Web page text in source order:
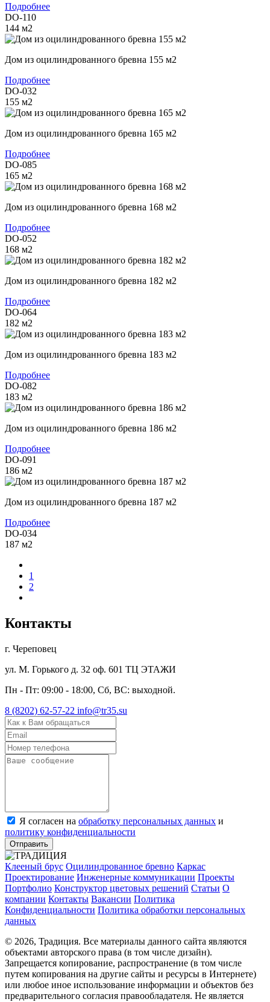
Подробнее
DO-110
144 м2
Дом из оцилиндрованного бревна 155 м2
Подробнее
DO-032
155 м2
Дом из оцилиндрованного бревна 165 м2
Подробнее
DO-085
165 м2
Дом из оцилиндрованного бревна 168 м2
Подробнее
DO-052
168 м2
Дом из оцилиндрованного бревна 182 м2
Подробнее
DO-064
182 м2
Дом из оцилиндрованного бревна 183 м2
Подробнее
DO-082
183 м2
Дом из оцилиндрованного бревна 186 м2
Подробнее
DO-091
186 м2
Дом из оцилиндрованного бревна 187 м2
Подробнее
DO-034
187 м2
1
2
Контакты
г. Череповец
ул. М. Горького д. 32 оф. 601 ТЦ ЭТАЖИ
Пн - Пт: 09:00 - 18:00, Сб, ВС: выходной.
8 (8202) 62-57-22 info@tr35.su
Я согласен на обработку персональных данных и
политику конфиденциальности
Отправить
Клееный брус Оцилиндрованное бревно Каркас
Проектирование Инженерные коммуникации Проекты
Портфолио Конструктор цветовых решений Статьи О
компании Контакты Вакансии Политика
Конфиденциальности Политика обработки персональных
данных
© 2026, Традиция. Все материалы данного сайта являются
объектами авторского права (в том числе дизайн).
Запрещается копирование, распространение (в том числе
путем копирования на другие сайты и ресурсы в Интернете)
или любое иное использование информации и объектов без
предварительного согласия правообладателя. Не является